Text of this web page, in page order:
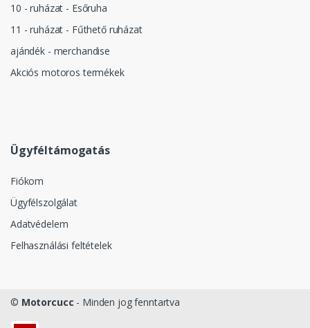
10 - ruházat - Esőruha
11 - ruházat - Fűthető ruházat
ajándék - merchandise
Akciós motoros termékek
Ügyféltámogatás
Fiókom
Ügyfélszolgálat
Adatvédelem
Felhasználási feltételek
© Motorcucc - Minden jog fenntartva